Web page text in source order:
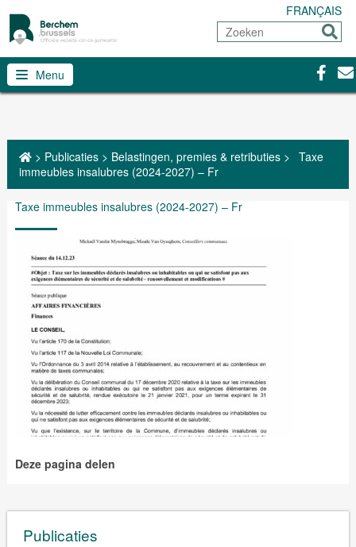
FRANÇAIS
Zoeken
Sturen
Menu
> Publicaties> Belastingen, premies & retributies> Taxe
immeubles insalubres (2024-2027) – Fr
Taxe immeubles insalubres (2024-2027) – Fr
Deze pagina delen
Publicaties